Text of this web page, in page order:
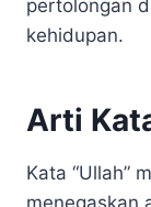
pertolongan
kehidupan.
Arti
Kata “Ullah”
menegaskan